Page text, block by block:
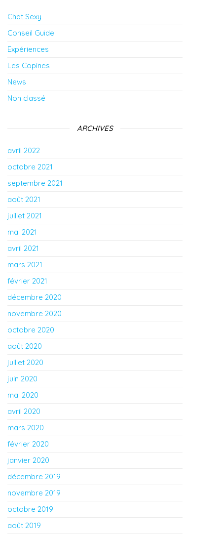
Chat Sexy
Conseil Guide
Expériences
Les Copines
News
Non classé
ARCHIVES
avril 2022
octobre 2021
septembre 2021
août 2021
juillet 2021
mai 2021
avril 2021
mars 2021
février 2021
décembre 2020
novembre 2020
octobre 2020
août 2020
juillet 2020
juin 2020
mai 2020
avril 2020
mars 2020
février 2020
janvier 2020
décembre 2019
novembre 2019
octobre 2019
août 2019